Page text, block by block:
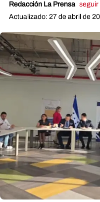
Redacción La Prensa seguir
Actualizado: 27 de abril de